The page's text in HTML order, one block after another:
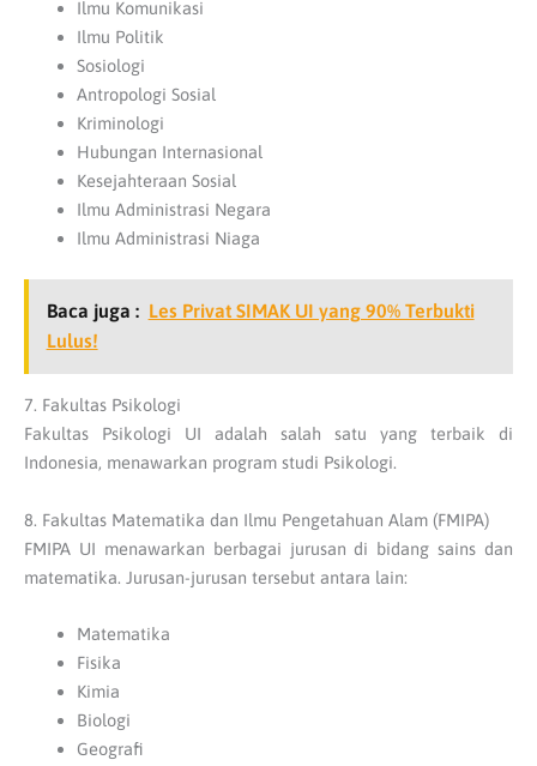
Ilmu Komunikasi
Ilmu Politik
Sosiologi
Antropologi Sosial
Kriminologi
Hubungan Internasional
Kesejahteraan Sosial
Ilmu Administrasi Negara
Ilmu Administrasi Niaga
Baca juga : Les Privat SIMAK UI yang 90% Terbukti
Lulus!
7. Fakultas Psikologi
Fakultas Psikologi UI adalah salah satu yang terbaik di
Indonesia, menawarkan program studi Psikologi.
8. Fakultas Matematika dan Ilmu Pengetahuan Alam (FMIPA)
FMIPA UI menawarkan berbagai jurusan di bidang sains dan
matematika. Jurusan-jurusan tersebut antara lain:
Matematika
Fisika
Kimia
Biologi
Geografi